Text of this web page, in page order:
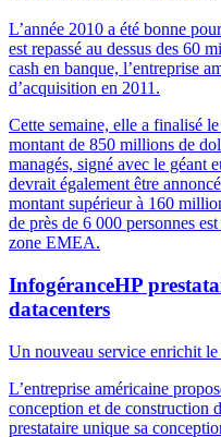
L’année 2010 a été bonne
est repassé au dessus des 60
cash en banque, l’entreprise
d’acquisition en 2011.
Cette semaine, elle a finalisé
montant de 850 millions de
managés, signé avec le géant
devrait également être
montant supérieur à 160
de près de 6 000 personnes
zone EMEA.
InfogéranceHP
datacenters
Un nouveau service enrichit le
L’entreprise américaine
conception et de construction
prestataire unique sa